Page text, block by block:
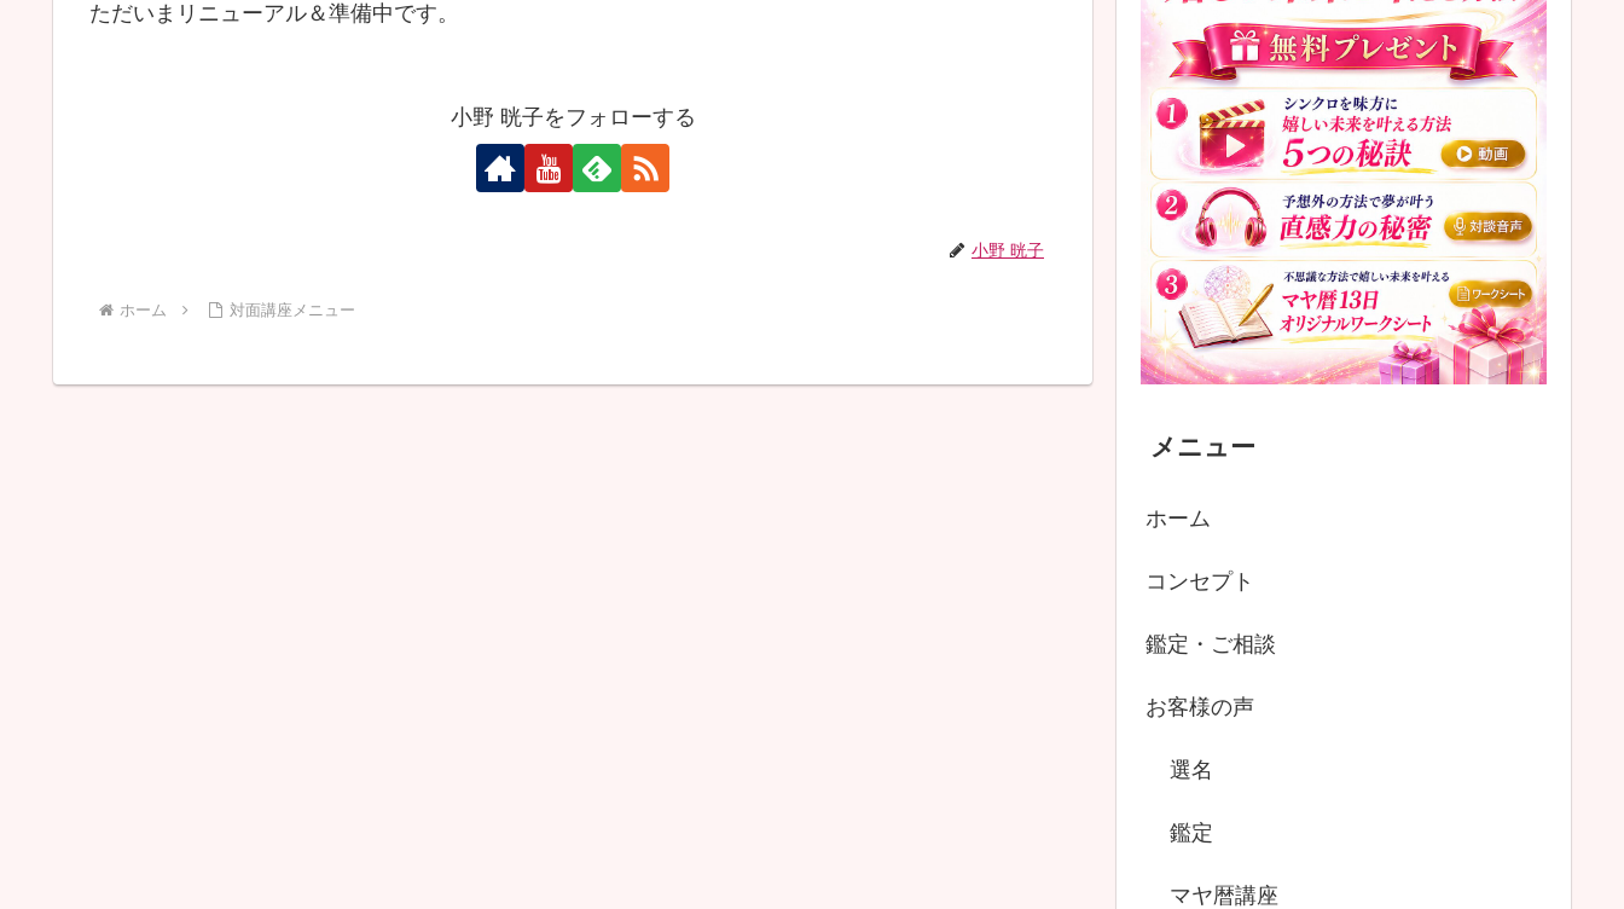
ただいまリニューアル＆準備中です。
小野 晄子をフォローする
小野 晄子
ホーム 対面講座メニュー
メニュー
ホーム
コンセプト
鑑定・ご相談
お客様の声
選名
鑑定
マヤ暦講座